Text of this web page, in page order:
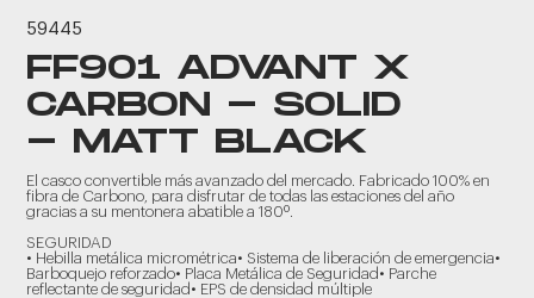
59445
FF901 ADVANT X
CARBON - SOLID
- MATT BLACK
El casco convertible más avanzado del mercado. Fabricado 100% en
fibra de Carbono, para disfrutar de todas las estaciones del año
gracias a su mentonera abatible a 180º.
SEGURIDAD
• Hebilla metálica micrométrica• Sistema de liberación de emergencia•
Barboquejo reforzado• Placa Metálica de Seguridad• Parche
reflectante de seguridad• EPS de densidad múltiple